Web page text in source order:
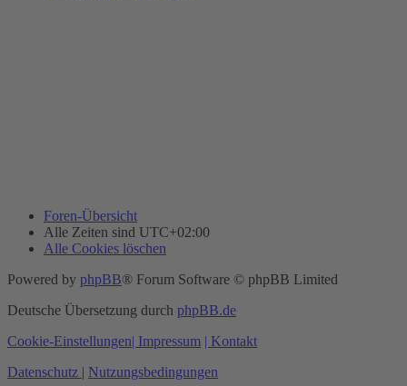
Foren-Übersicht
Alle Zeiten sind UTC+02:00
Alle Cookies löschen
Powered by phpBB® Forum Software © phpBB Limited
Deutsche Übersetzung durch phpBB.de
Cookie-Einstellungen| Impressum | Kontakt
Datenschutz | Nutzungsbedingungen